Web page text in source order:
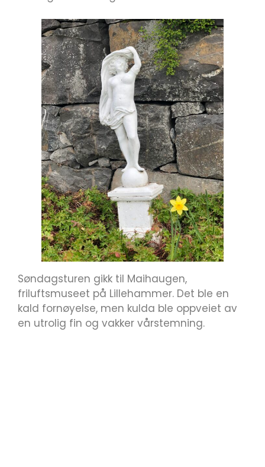
Søndagsturen gikk til Maihaugen,
friluftsmuseet på Lillehammer. Det ble en
kald fornøyelse, men kulda ble oppveiet av
en utrolig fin og vakker vårstemning.